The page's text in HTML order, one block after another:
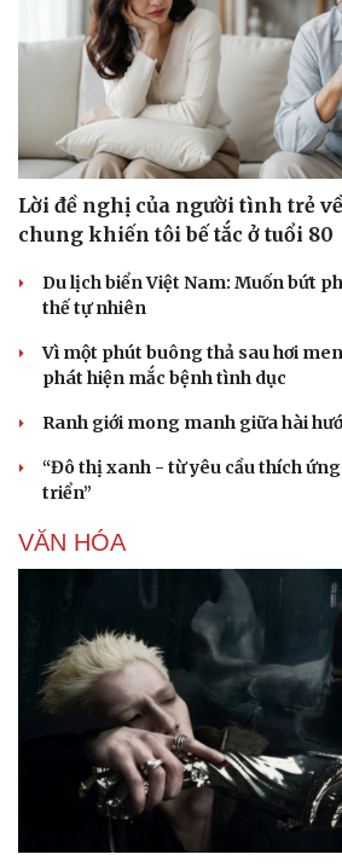
Văn hóa
Sân khấu - Điện ảnh
Văn học
Âm nhạc
Di sản
Giải trí
Nghệ
Thời
Sao
Lời đề nghị của người tình trẻ
chung khiến tôi bế tắc ở tuổi 80
Du lịch biển Việt Nam: Muốn bứt
thế tự nhiên
Vì một phút buông thả sau hơi
phát hiện mắc bệnh tình dục
Ranh giới mong manh giữa hài
“Đô thị xanh - từ yêu cầu thích
triển”
VĂN HÓA